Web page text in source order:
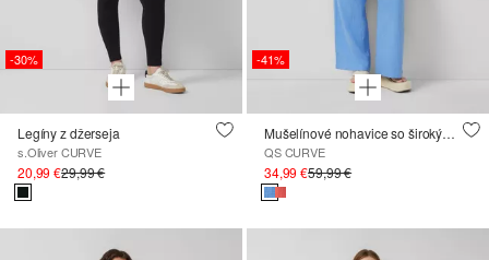
-30%
Legíny z džerseja
s.Oliver CURVE
20,99 €29,99 €
-41%
Mušelínové nohavice so širokými nohavicami
QS CURVE
34,99 €59,99 €